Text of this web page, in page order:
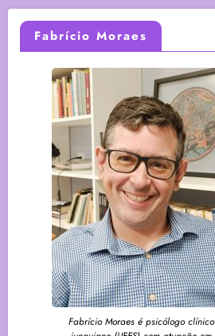
Fabrício Moraes
Fabrício Moraes é psicólogo clínico